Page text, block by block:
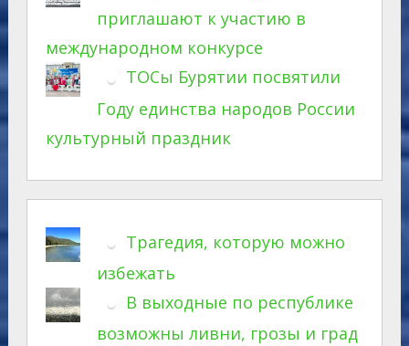
приглашают к участию в
международном конкурсе
ТОСы Бурятии посвятили
Году единства народов России
культурный праздник
Трагедия, которую можно
избежать
В выходные по республике
возможны ливни, грозы и град